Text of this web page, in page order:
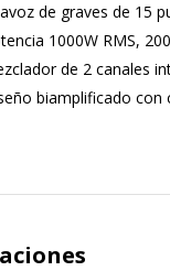
de graves de 15
1000W RMS,
de 2 canales
biamplificado con